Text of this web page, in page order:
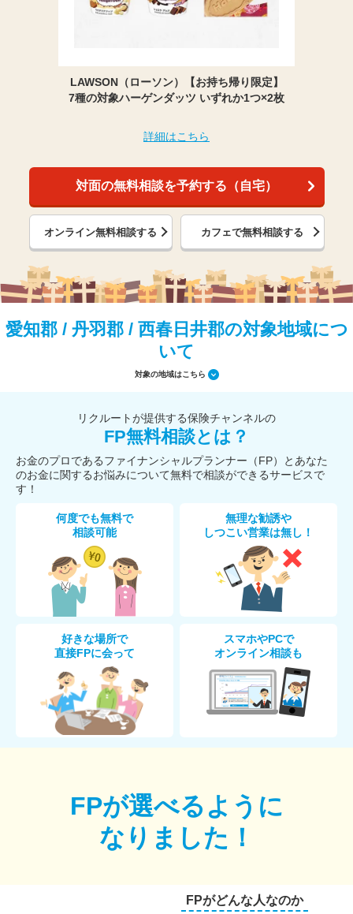
LAWSON（ローソン）【お持ち帰り限定】
7種の対象ハーゲンダッツ いずれか1つ×2枚
詳細はこちら
対面の無料相談を予約する（自宅）
オンライン無料相談する カフェで無料相談する
愛知郡 / 丹羽郡 / 西春日井郡の対象地域につ
いて
対象の地域はこちら
リクルートが提供する保険チャンネルの
FP無料相談とは？
お金のプロであるファイナンシャルプランナー（FP）とあなた
のお金に関するお悩みについて無料で相談ができるサービスで
す！
何度でも無料で
相談可能
無理な勧誘や
しつこい営業は無し！
好きな場所で
直接FPに会って
スマホやPCで
オンライン相談も
FPが選べるように
なりました！
FPがどんな人なのか